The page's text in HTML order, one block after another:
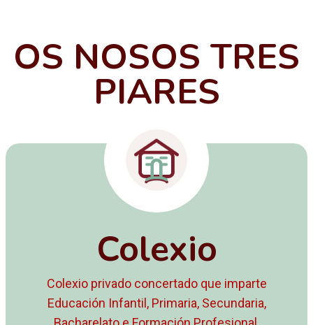
OS NOSOS TRES
PIARES
Colexio
Colexio privado concertado que imparte
Educación Infantil, Primaria, Secundaria,